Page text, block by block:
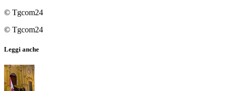
© Tgcom24
© Tgcom24
Leggi anche